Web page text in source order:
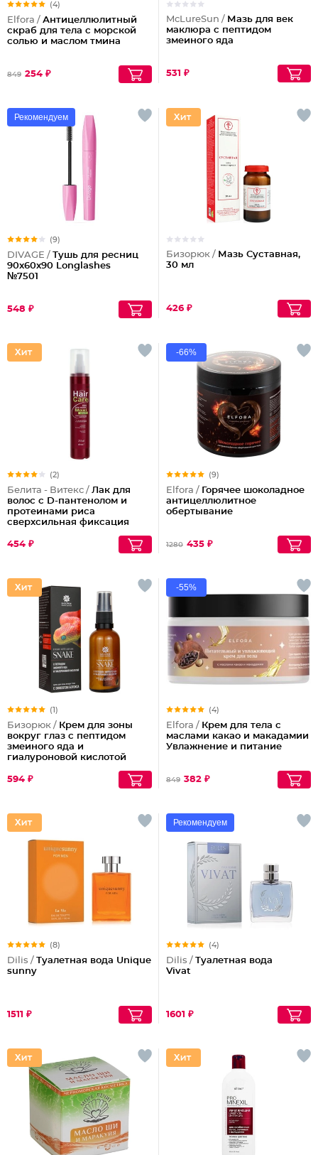
(4)
Elfora / Антицеллюлитный
скраб для тела с морской
солью и маслом тмина
849 254 ₽
McLureSun / Мазь для век
маклюра с пептидом
змеиного яда
531 ₽
Рекомендуем
(9)
DIVAGE / Тушь для ресниц
90x60x90 Longlashes
№7501
548 ₽
Бизорюк / Мазь Суставная,
30 мл
426 ₽
(2)
Белита - Витекс / Лак для
волос с D-пантенолом и
протеинами риса
сверхсильная фиксация
454 ₽
-66%
(9)
Elfora / Горячее шоколадное
антицеллюлитное
обертывание
1280 435 ₽
(1)
Бизорюк / Крем для зоны
вокруг глаз с пептидом
змеиного яда и
гиалуроновой кислотой
594 ₽
-55%
(4)
Elfora / Крем для тела с
маслами какао и макадамии
Увлажнение и питание
849 382 ₽
(8)
Dilis / Туалетная вода Unique
sunny
1511 ₽
Рекомендуем
(4)
Dilis / Туалетная вода
Vivat
1601 ₽